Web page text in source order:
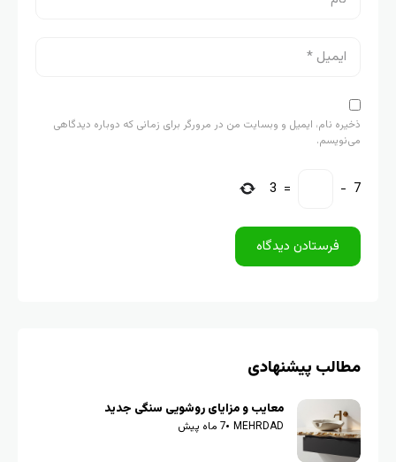
ذخیره نام، ایمیل و وبسایت من در مرورگر برای زمانی که دوباره دیدگاهی
می‌نویسم.
7
−
=
3
مطالب پیشنهادی
معایب و مزایای روشویی سنگی جدید
MEHRDAD 7 ماه پیش